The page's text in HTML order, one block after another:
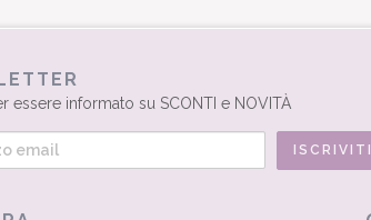
essere informato su SCONTI e NOVITÀ